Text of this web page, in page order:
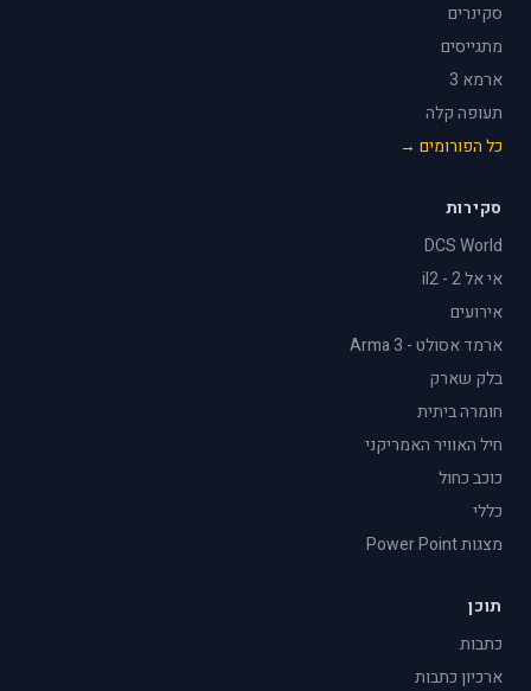
סקינרים
מתגייסים
ארמא 3
תעופה קלה
כל הפורומים →
סקירות
DCS World
אי אל 2 - il2
אירועים
ארמד אסולט - Arma 3
בלק שארק
חומרה ביתית
חיל האוויר האמריקני
כוכב כחול
כללי
מצגות Power Point
תוכן
כתבות
ארכיון כתבות